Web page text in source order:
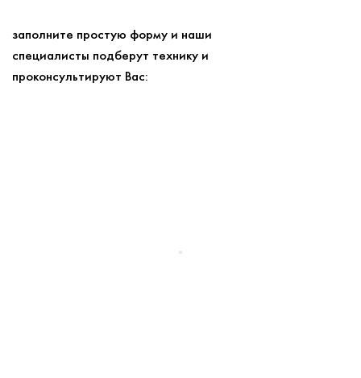
заполните простую форму и наши
специалисты подберут технику и
проконсультируют Вас: